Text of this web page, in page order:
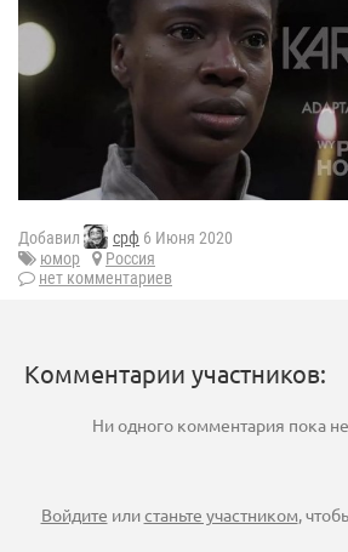
Добавил срф 6 Июня 2020
юмор
Россия
нет комментариев
Комментарии участников:
Ни одного комментария пока
Войдите илистаньте участником,